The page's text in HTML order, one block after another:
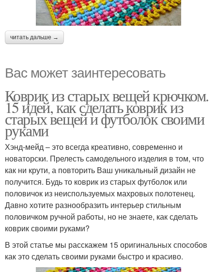
читать дальше →
Вас может заинтересовать
Коврик из старых вещей крючком.
15 идей, как сделать коврик из
старых вещей и футболок своими
руками
Хэнд-мейд – это всегда креативно, современно и
новаторски. Прелесть самодельного изделия в том, что
как ни крути, а повторить Ваш уникальный дизайн не
получится. Будь то коврик из старых футболок или
половичок из неиспользуемых махровых полотенец.
Давно хотите разнообразить интерьер стильным
половичком ручной работы, но не знаете, как сделать
коврик своими руками?
В этой статье мы расскажем 15 оригинальных способов
как это сделать своими руками быстро и красиво.